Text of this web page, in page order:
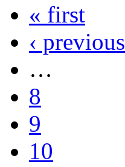
« first
‹ previous
…
8
9
10